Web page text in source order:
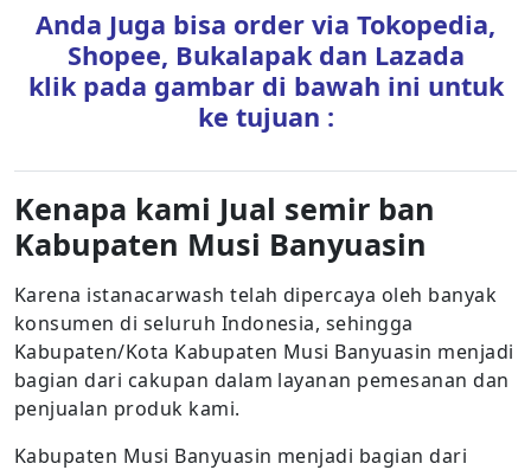
Anda Juga bisa order via Tokopedia,
Shopee, Bukalapak dan Lazada
klik pada gambar di bawah ini untuk
ke tujuan :
Kenapa kami Jual semir ban
Kabupaten Musi Banyuasin
Karena istanacarwash telah dipercaya oleh banyak
konsumen di seluruh Indonesia, sehingga
Kabupaten/Kota Kabupaten Musi Banyuasin menjadi
bagian dari cakupan dalam layanan pemesanan dan
penjualan produk kami.
Kabupaten Musi Banyuasin menjadi bagian dari